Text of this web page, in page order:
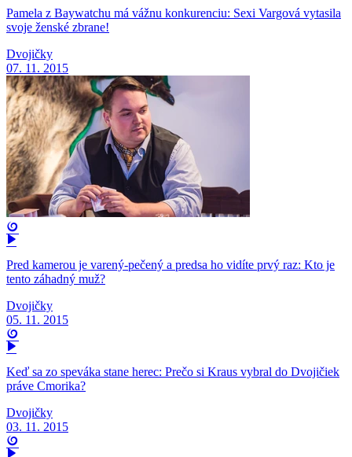
Pamela z Baywatchu má vážnu konkurenciu: Sexi Vargová vytasila
svoje ženské zbrane!
Dvojičky
07. 11. 2015
Pred kamerou je varený-pečený a predsa ho vidíte prvý raz: Kto je
tento záhadný muž?
Dvojičky
05. 11. 2015
Keď sa zo speváka stane herec: Prečo si Kraus vybral do Dvojičiek
práve Cmorika?
Dvojičky
03. 11. 2015